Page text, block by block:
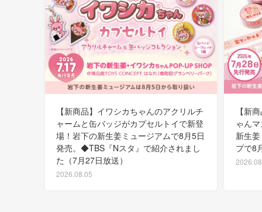
【新商品】イワシカちゃんのアクリルチ
ャームと缶バッジがカプセルトイで新登
場！岩下の新生姜ミュージアムで8月5日
発売。◆TBS『Nスタ』で紹介されまし
た（7月27日放送）
2026.08.05
【新
ゃん
新生
プで8